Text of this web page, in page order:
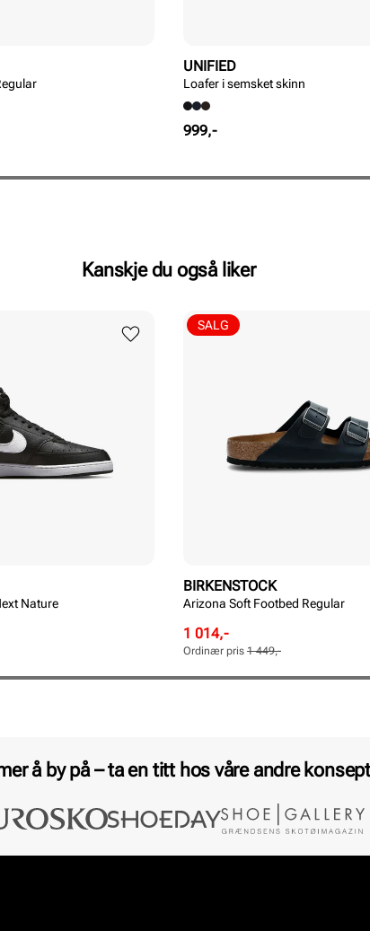
UNIFIED
Loafer i semsket skinn
Pris
999,-
Kanskje du også liker
Nature
BIRKENSTOCK
Arizona Soft Footbed Regular
Rabattert
pris
Pris
1 014,-
Ordinær
pris
Pris
Ordinær pris 1 449,-
SALG
å by på – ta en titt hos våre andre